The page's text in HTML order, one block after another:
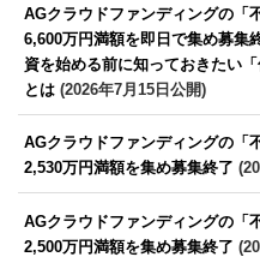
AGクラウドファンディングの「
6,600万円満額を即日で集め募集
資を始める前に知っておきたい
とは (2026年7月15日公開)
AGクラウドファンディングの「
2,530万円満額を集め募集終了
AGクラウドファンディングの「
2,500万円満額を集め募集終了